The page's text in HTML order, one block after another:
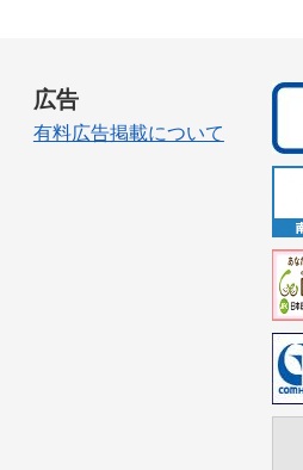
広告
有料広告掲載について